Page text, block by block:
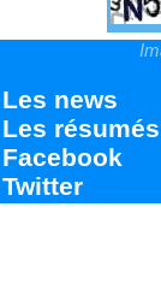
Les news
Les résumés
Facebook
Twitter